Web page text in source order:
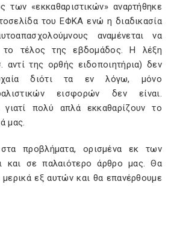
των «εκκαθαριστικών» αναρτήθηκε
του ΕΦΚΑ ενώ η διαδικασία
αναμένεται να
το τέλος της εβδομάδος. Η λέξη
αντί της ορθής ειδοποιητήρια) δεν
τυχαία διότι τα εν λόγω, μόνο
εισφορών δεν είναι.
γιατί πολύ απλά εκκαθαρίζουν το
μας.
προβλήματα, ορισμένα εκ των
και σε παλαιότερο άρθρο μας. Θα
εξ αυτών και θα επανέρθουμε